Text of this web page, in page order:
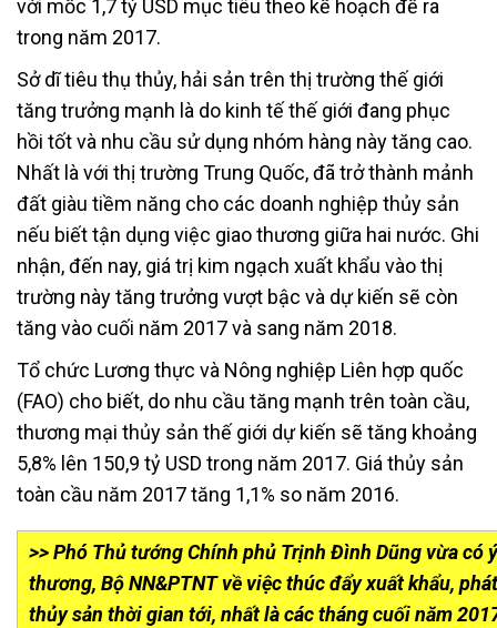
với mốc 1,7 tỷ USD mục tiêu theo kế hoạch đề ra
trong năm 2017.
Sở dĩ tiêu thụ thủy, hải sản trên thị trường thế giới
tăng trưởng mạnh là do kinh tế thế giới đang phục
hồi tốt và nhu cầu sử dụng nhóm hàng này tăng cao.
Nhất là với thị trường Trung Quốc, đã trở thành mảnh
đất giàu tiềm năng cho các doanh nghiệp thủy sản
nếu biết tận dụng việc giao thương giữa hai nước. Ghi
nhận, đến nay, giá trị kim ngạch xuất khẩu vào thị
trường này tăng trưởng vượt bậc và dự kiến sẽ còn
tăng vào cuối năm 2017 và sang năm 2018.
Tổ chức Lương thực và Nông nghiệp Liên hợp quốc
(FAO) cho biết, do nhu cầu tăng mạnh trên toàn cầu,
thương mại thủy sản thế giới dự kiến sẽ tăng khoảng
5,8% lên 150,9 tỷ USD trong năm 2017. Giá thủy sản
toàn cầu năm 2017 tăng 1,1% so năm 2016.
>> Phó Thủ tướng Chính phủ Trịnh Đình Dũng vừa có
thương, Bộ NN&PTNT về việc thúc đẩy xuất khẩu,
thủy sản thời gian tới, nhất là các tháng cuối năm